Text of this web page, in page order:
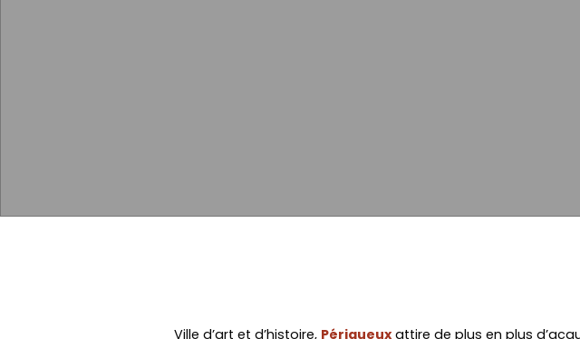
Ville d’art et d’histoire, Périgueuxattire de plus en plus